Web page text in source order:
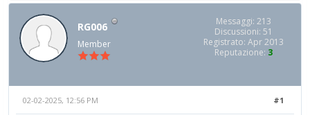
RG006
Member
Messaggi: 213
Discussioni: 51
Registrato: Apr 2013
Reputazione: 3
#1
02-02-2025, 12:56 PM